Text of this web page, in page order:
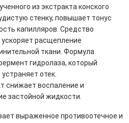
из экстракта конского
стенку, повышает тонус
капилляров. Средство
расщепление
ткани. Формула
гидролаза, который
отек.
снижает воспаление и
застойной жидкости.
выраженное противоотечное и